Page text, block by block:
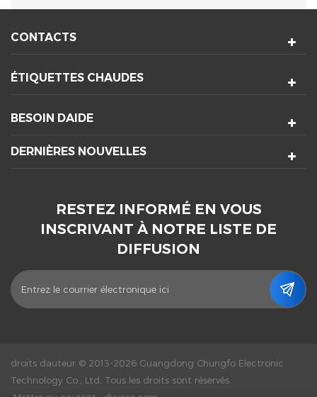
CONTACTS
ÉTIQUETTES CHAUDES
BESOIN DAIDE
DERNIÈRES NOUVELLES
RESTEZ INFORMÉ EN VOUS
INSCRIVANT À NOTRE LISTE DE
DIFFUSION
droits dauteur © 2013-2026 Guangdong Chungfo Electronic
Technology Co., Ltd. Tous les droits sont réservés.